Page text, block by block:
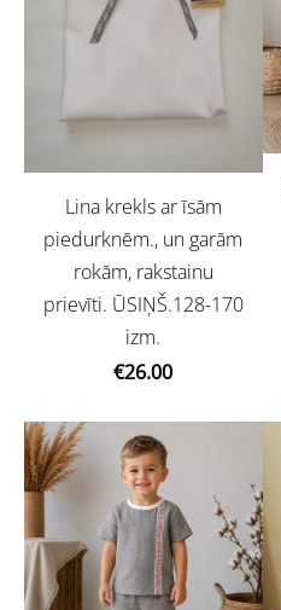
Lina krekls ar īsām
piedurknēm., un garām
rokām, rakstainu
prievīti. ŪSIŅŠ.128-170
izm.
€26.00